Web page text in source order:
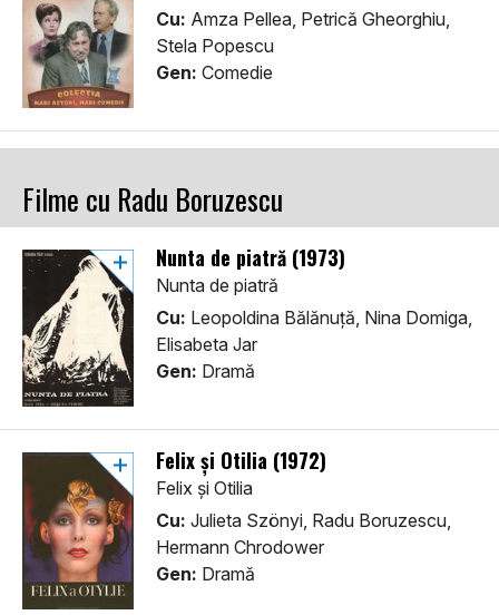
Cu: Amza Pellea, Petrică Gheorghiu,
Stela Popescu
Gen: Comedie
Filme cu Radu Boruzescu
Nunta de piatră (1973)
Nunta de piatră
Cu: Leopoldina Bălănuță, Nina Domiga,
Elisabeta Jar
Gen: Dramă
Felix și Otilia (1972)
Felix și Otilia
Cu: Julieta Szönyi, Radu Boruzescu,
Hermann Chrodower
Gen: Dramă